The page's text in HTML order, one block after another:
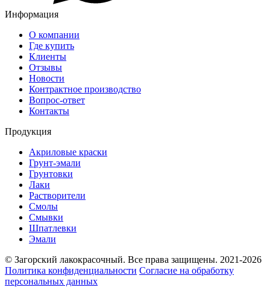
Информация
О компании
Где купить
Клиенты
Отзывы
Новости
Контрактное производство
Вопрос-ответ
Контакты
Продукция
Акриловые краски
Грунт-эмали
Грунтовки
Лаки
Растворители
Смолы
Смывки
Шпатлевки
Эмали
© Загорский лакокрасочный. Все права защищены. 2021-2026
Политика конфиденциальности Согласие на обработку
персональных данных